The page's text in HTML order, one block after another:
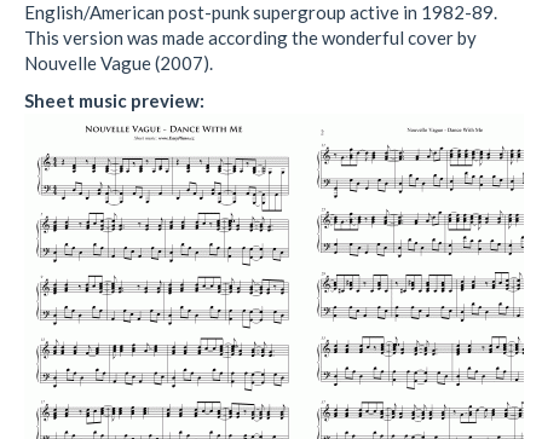
English/American post-punk supergroup active in 1982-89.
This version was made according the wonderful cover by
Nouvelle Vague (2007).
Sheet music preview: